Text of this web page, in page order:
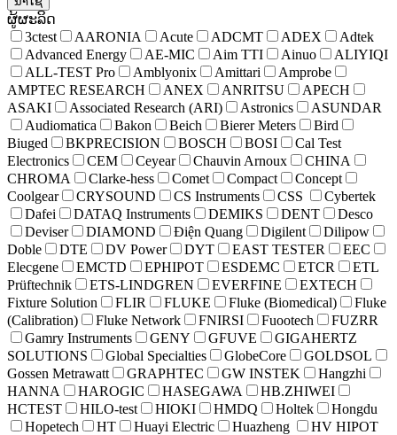
ຜູ້ຜະລິດ
3ctest
AARONIA Acute ADCMT ADEX
Adtek
Advanced Energy
AE-MIC Aim TTI Ainuo
ALIYIQI
ALL-TEST Pro
Amblyonix Amittari
Amprobe
AMPTEC RESEARCH
ANEX ANRITSU
APECH
ASAKI
Associated Research (ARI) Astronics
ASUNDAR
Audiomatica
Bakon Beich Bierer Meters
Bird
Biuged
BKPRECISION BOSCH BOSI
Cal Test
Electronics
CEM Ceyear Chauvin Arnoux
CHINA
CHROMA
Clarke-hess Comet Compact
Concept
Coolgear
CRYSOUND CS Instruments CSS
Cybertek
Dafei
DATAQ Instruments DEMIKS DENT
Desco
Deviser
DIAMOND Điện Quang Digilent
Dilipow
Doble
DTE DV Power DYT EAST TESTER
EEC
Elecgene
EMCTD EPHIPOT ESDEMC ETCR
ETL
Prüftechnik
ETS-LINDGREN EVERFINE
EXTECH
Fixture Solution
FLIR FLUKE Fluke (Biomedical)
Fluke
(Calibration)
Fluke Network FNIRSI Fuootech
FUZRR
Gamry Instruments
GENY GFUVE
GIGAHERTZ
SOLUTIONS
Global Specialties GlobeCore
GOLDSOL
Gossen Metrawatt
GRAPHTEC GW INSTEK
Hangzhi
HANNA
HAROGIC HASEGAWA
HB.ZHIWEI
HCTEST
HILO-test HIOKI HMDQ Holtek
Hongdu
Hopetech
HT Huayi Electric Huazheng
HV HIPOT